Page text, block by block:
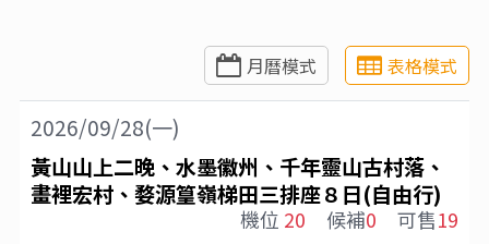
月曆模式 表格模式
2026/09/28(一)
黃山山上二晚、水墨徽州、千年靈山古村落、
畫裡宏村、婺源篁嶺梯田三排座８日(自由行)
機位 20 候補0 可售19